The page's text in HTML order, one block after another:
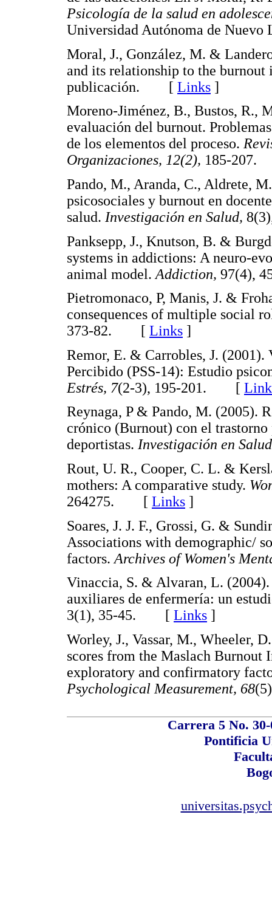
Psicología de la salud en
Universidad Autónoma de
Moral, J., González, M. &
and its relationship to the
publicación. [ Links ]
Moreno-Jiménez, B., Bustos, R.,
evaluación del burnout.
de los elementos del proceso.
Organizaciones, 12(2), 185-
Pando, M., Aranda, C., Aldrete,
psicosociales y burnout en
salud. Investigación en Salud,
Panksepp, J., Knutson, B. &
systems in addictions: A neuro-
animal model. Addiction, 97(4),
Pietromonaco, P, Manis, J. &
consequences of multiple social
373-82. [ Links ]
Remor, E. & Carrobles, J. (2001).
Percibido (PSS-14): Estudio
Estrés, 7(2-3), 195-201. [
Reynaga, P & Pando, M. (2005).
crónico (Burnout) con el
deportistas. Investigación en
Rout, U. R., Cooper, C. L. &
mothers: A comparative study.
264275. [ Links ]
Soares, J. J. F., Grossi, G. &
Associations with demographic/
factors. Archives of Women's
Vinaccia, S. & Alvaran, L.
auxiliares de enfermería: un
3(1), 35-45. [ Links ]
Worley, J., Vassar, M., Wheeler,
scores from the Maslach Burnout
exploratory and confirmatory
Psychological Measurement, 68
Carrera 5 No.
Pontificia